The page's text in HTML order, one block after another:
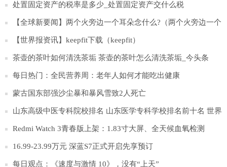
处置固定资产的税率是多少_处置固定资产交什么税
【全球新要闻】两个火旁边一个耳朵念什么?（两个火旁边一个
耳朵念什么）
【世界报资讯】keepfit下载（keepfit）
茶壶的茶叶如何清洗茶垢 茶壶的茶叶怎么清洗茶垢_今头条
每日热门：全民营养周：老年人如何才能吃出健康
蒙古国东部强沙尘暴和暴风雪致2人死亡
山东高级中医专科院校排名 山东医学专科学校排名前十名 世界
速递
Redmi Watch 3青春版上架：1.83寸大屏、全天候血氧检测
16.99-23.99万元 深蓝S7正式开启先享预订
每日观点：《速度与激情 10》，没有“上天”